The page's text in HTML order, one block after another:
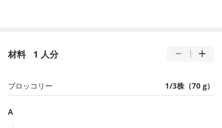
材料 1 人分
ブロッコリー 1/3株（70 g）
A